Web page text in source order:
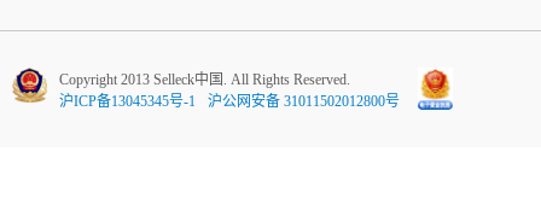
Copyright 2013 Selleck中国. All Rights Reserved.
沪ICP备13045345号-1
沪公网安备 31011502012800号